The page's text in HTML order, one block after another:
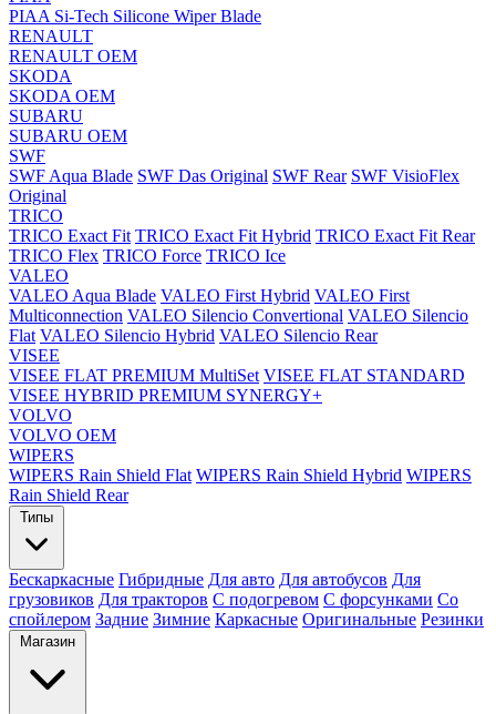
PIAA Si-Tech Silicone Wiper Blade
RENAULT
RENAULT OEM
SKODA
SKODA OEM
SUBARU
SUBARU OEM
SWF
SWF Aqua Blade SWF Das Original SWF Rear SWF VisioFlex
Original
TRICO
TRICO Exact Fit TRICO Exact Fit Hybrid TRICO Exact Fit Rear
TRICO Flex TRICO Force TRICO Ice
VALEO
VALEO Aqua Blade VALEO First Hybrid VALEO First
Multiconnection VALEO Silencio Convertional VALEO Silencio
Flat VALEO Silencio Hybrid VALEO Silencio Rear
VISEE
VISEE FLAT PREMIUM MultiSet VISEE FLAT STANDARD
VISEE HYBRID PREMIUM SYNERGY+
VOLVO
VOLVO OEM
WIPERS
WIPERS Rain Shield Flat WIPERS Rain Shield Hybrid WIPERS
Rain Shield Rear
Типы
Бескаркасные Гибридные Для авто Для автобусов Для
грузовиков Для тракторов С подогревом С форсунками Со
спойлером Задние Зимние Каркасные Оригинальные Резинки
Магазин